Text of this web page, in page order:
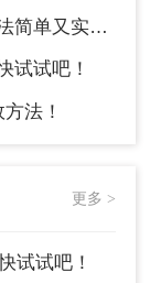
又实用！
试试吧！
法！
更多 >
试试吧！